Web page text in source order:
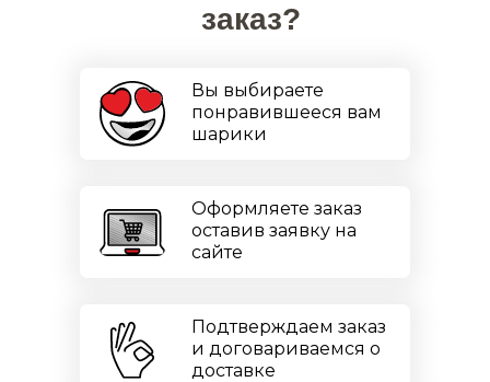
заказ?
Оформляете заказ
оставив заявку на
сайте
Подтверждаем заказ
и договариваемся о
доставке
Вы выбираете
понравившееся вам
шарики